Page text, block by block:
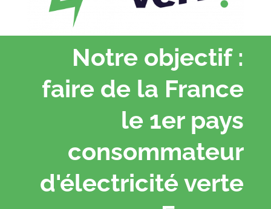
Notre objectif :
faire de la France
le 1er pays
consommateur
d'électricité verte